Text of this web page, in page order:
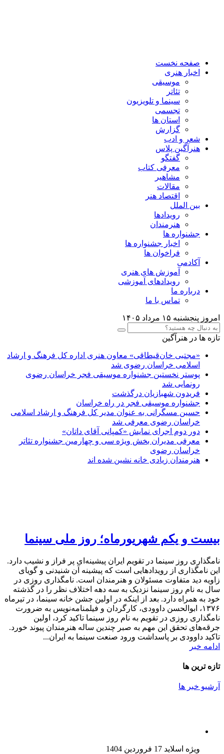
صفحه نخست
اخبار هنری
موسیقی
تئاتر
سینما و تلویزیون
تجسمی
استان ها
گزارش
شعر و ادب
هنرآگین پلاس
گفتگو
معرفی کتاب
مشاهیر
مقالات
اقتصاد هنر
بین الملل
رویدادها
هنرمندان
جشنواره ها
اخبار جشنواره ها
فراخوان ها
آکادمی
آموزش های هنری
رویدادهای آموزشی
درباره ما
تماس با ما
امروز پنجشنبه ۱۵ مرداد ۱۴۰۵
تازه ها در هنرآگین
«مجتبی خان‌قیطاقی» معاون هنری اداره کل فرهنگ و ارشاد
اسلامی خراسان رضوی شد
پوستر نخستین جشنواره موسیقی فجر خراسان رضوی
رونمایی شد
فریدون شهبازیان درگذشت
جشنواره موسیقی فجر در راه خراسان
حسین مسگرانی به عنوان مدیر کل فرهنگ و ارشاد اسلامی
خراسان رضوی معرفی شد
دور دوم اجرای نمایش «کمپانی آقای داتان»
معرفی مدیران بخش ویژه سی و چهارمین جشنواره تئاتر
خراسان رضوی
هنرمندان زیادی خانه نشین شده اند
بیست و یکم شهریورماه؛ روز ملی سینما
نامگذاری روز سینما در تقویم ایران پیشینه‌ای پر فراز و نشیب دارد.
این نامگذاری از رویداد‌هایی است که پیشینه آن شنیدنی و گویای
زاویه دید متفاوت مسئولان و هنرمندان است. نامگذاری روزی در
سال به نام روز سینما نزدیک به سه دهه اختلاف نظر را در گذشته
خود به همراه دارد. بعد از اینکه در اولین جشن خانه سینما، در تیرماه
۱۳۷۶، ابوالحسن داوودی، کارگردان و فیلمنامه‌نویس به ضرورت
نامگذاری روزی در تقویم به نام روز سینما تاکید کرد، اولین
جرقه‌های تحقق این مهم به صبر چندین ساله هنرمندان پیوند خورد.
تاکید داوودی بر پاسداشت ورود صنعت سینما به ایران...
ادامه خبر
تازه ترین ها
آرشیو خبر ها
ویژه اسلاید 17 فروردین 1404